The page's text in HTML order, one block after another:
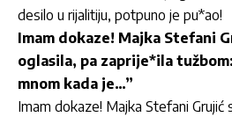
desilo u rijalitiju, potpuno je pu*ao!
Imam dokaze! Majka Stefani
oglasila, pa zaprije*ila
mnom kada je…”
Imam dokaze! Majka Stefani Grujić